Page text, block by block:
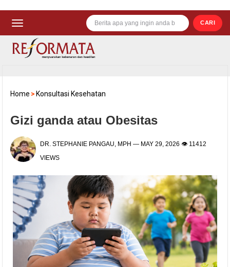
CARI
Home > Konsultasi Kesehatan
Gizi ganda atau Obesitas
DR. STEPHANIE PANGAU, MPH— MAY 29, 2026 👁 11412
VIEWS